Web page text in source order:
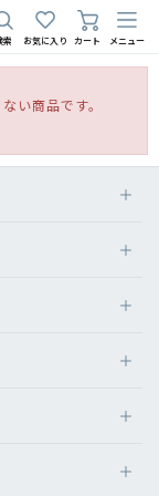
索 お気に入り カート メニュー
い商品です。